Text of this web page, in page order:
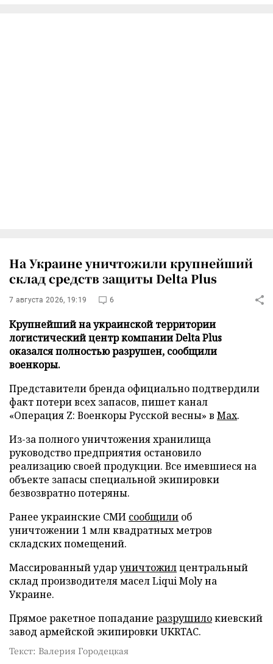
На Украине уничтожили крупнейший
склад средств защиты Delta Plus
7 августа 2026, 19:19 6
Крупнейший на украинской территории
логистический центр компании Delta Plus
оказался полностью разрушен, сообщили
военкоры.
Представители бренда официально подтвердили
факт потери всех запасов, пишет канал
«Операция Z: Военкоры Русской весны» в Max.
Из-за полного уничтожения хранилища
руководство предприятия остановило
реализацию своей продукции. Все имевшиеся на
объекте запасы специальной экипировки
безвозвратно потеряны.
Ранее украинские СМИ сообщили об
уничтожении 1 млн квадратных метров
складских помещений.
Массированный ударуничтожилцентральный
склад производителя масел Liqui Moly на
Украине.
Прямое ракетное попадание разрушилокиевский
завод армейской экипировки UKRTAC.
Текст: Валерия Городецкая